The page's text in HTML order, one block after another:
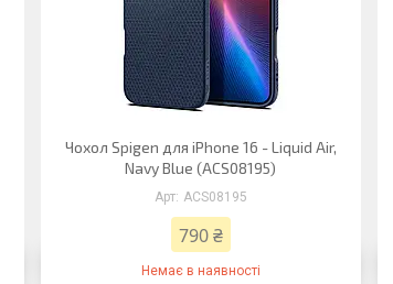
Чохол Spigen для iPhone 16 - Liquid Air,
Navy Blue (ACS08195)
ACS08195
790 ₴
Немає в наявності